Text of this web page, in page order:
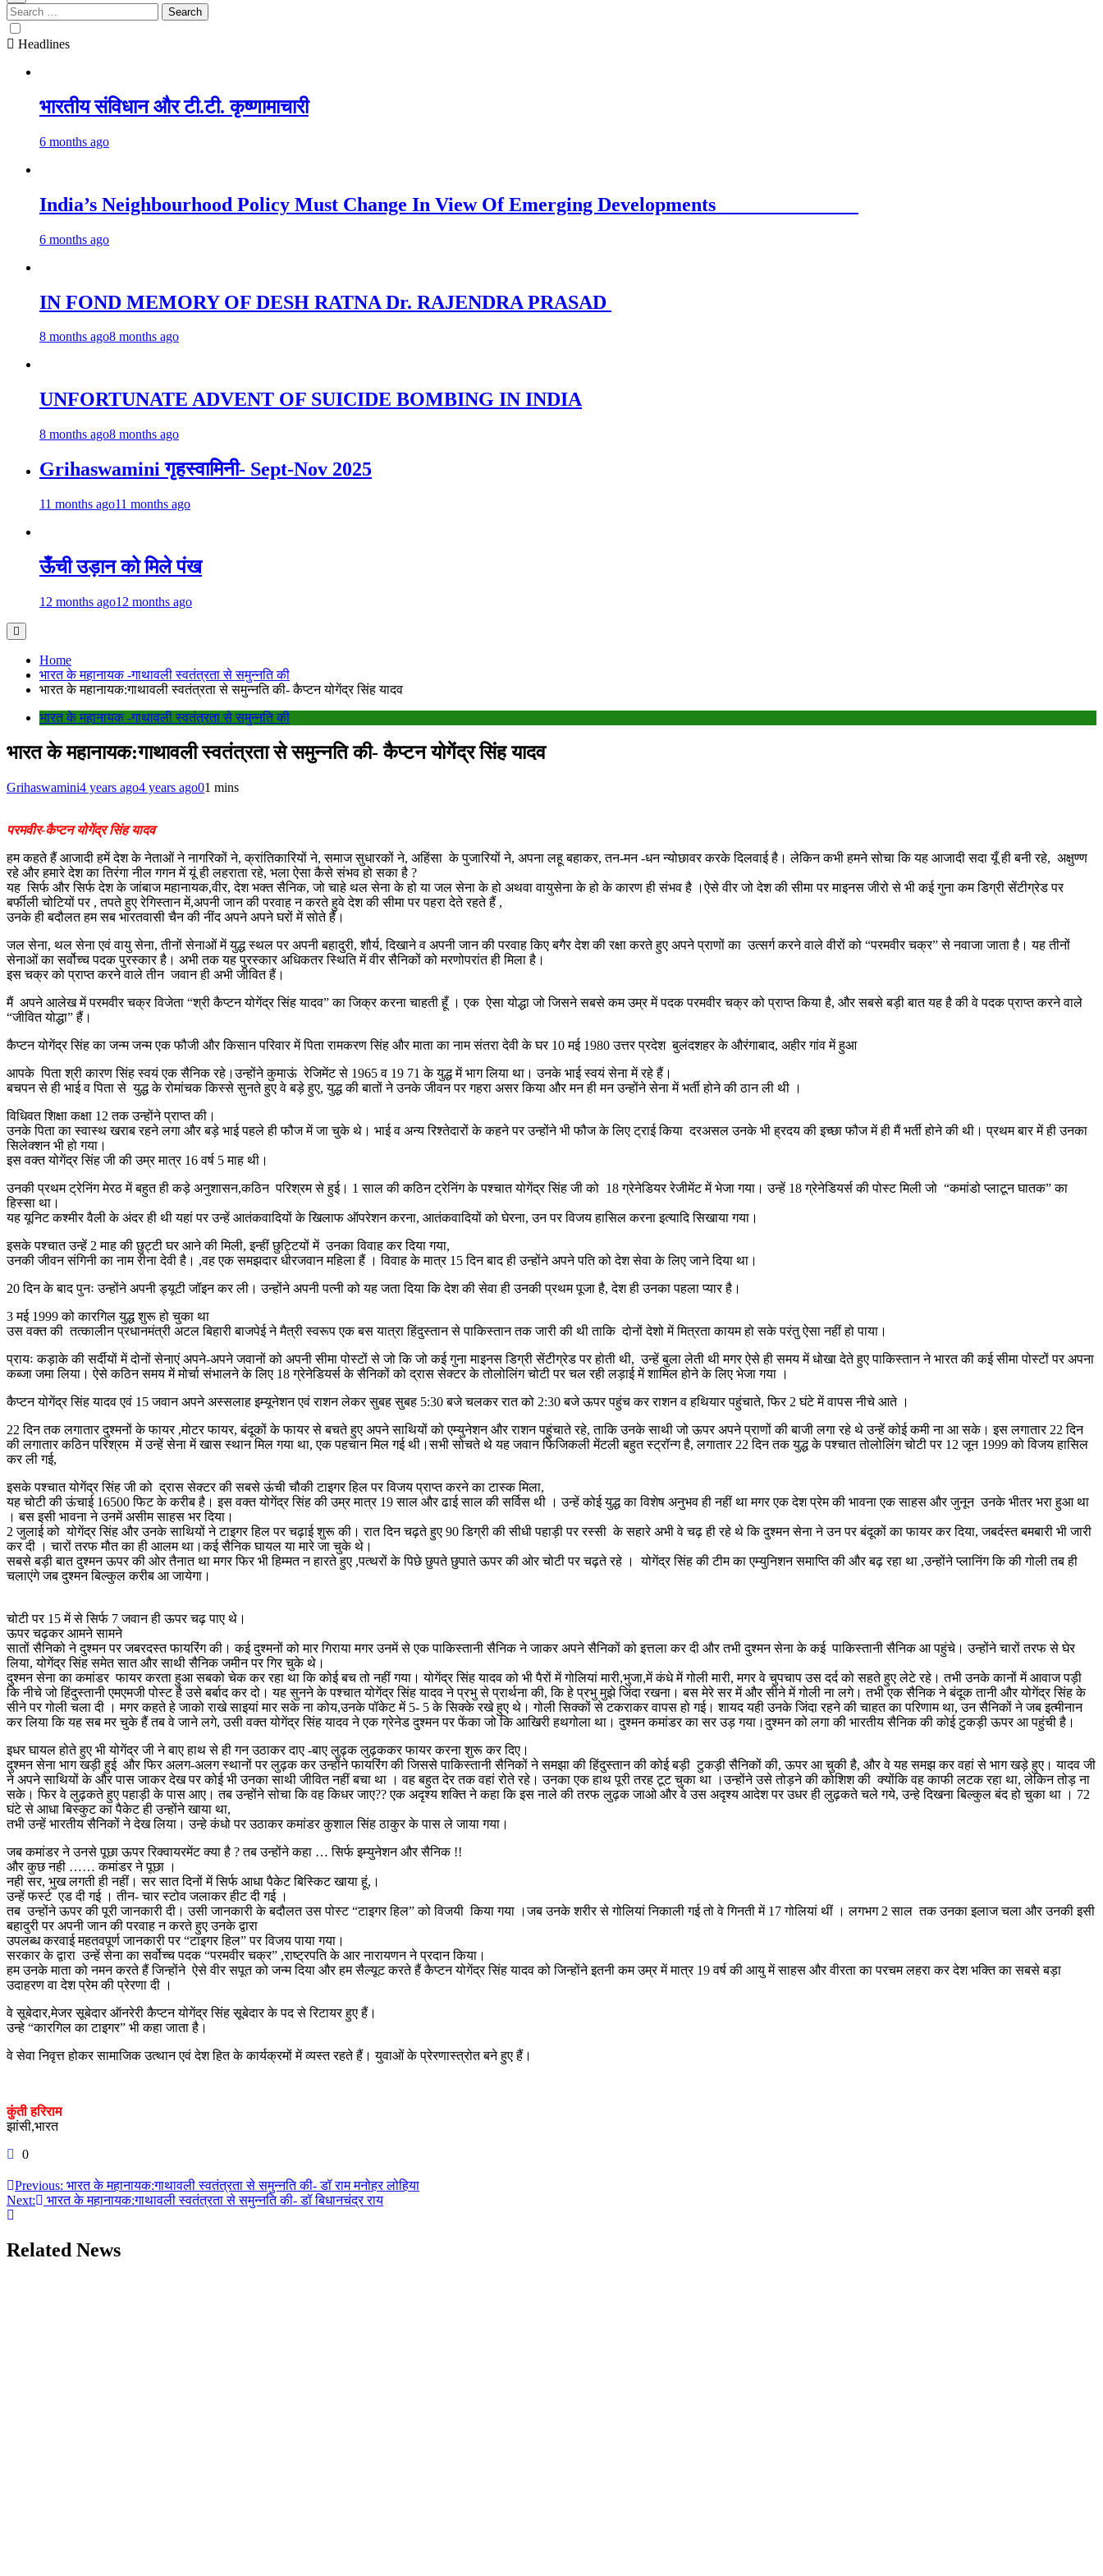
Search
for:
Headlines
भारतीय संविधान और टी.टी. कृष्णामाचारी
6 months ago
India’s Neighbourhood Policy Must Change In View Of Emerging Developments
6 months ago
IN FOND MEMORY OF DESH RATNA Dr. RAJENDRA PRASAD
8 months ago8 months ago
UNFORTUNATE ADVENT OF SUICIDE BOMBING IN INDIA
8 months ago8 months ago
Grihaswamini गृहस्वामिनी- Sept-Nov 2025
11 months ago11 months ago
ऊँची उड़ान को मिले पंख
12 months ago12 months ago
Home
भारत के महानायक -गाथावली स्वतंत्रता से समुन्नति की
भारत के महानायक:गाथावली स्वतंत्रता से समुन्नति की- कैप्टन योगेंद्र सिंह यादव
भारत के महानायक -गाथावली स्वतंत्रता से समुन्नति की
भारत के महानायक:गाथावली स्वतंत्रता से समुन्नति की- कैप्टन योगेंद्र सिंह यादव
Grihaswamini4 years ago4 years ago01 mins
परमवीर-कैप्टन योगेंद्र सिंह यादव
हम कहते हैं आजादी हमें देश के नेताओं ने नागरिकों ने, क्रांतिकारियों ने, समाज सुधारकों ने, अहिंसा के पुजारियों ने, अपना लहू बहाकर, तन-मन -धन न्योछावर करके दिलवाई है। लेकिन कभी हमने सोचा कि यह आजादी सदा यूँ ही बनी रहे, अक्षुण्ण
रहे और हमारे देश का तिरंगा नील गगन में यूं ही लहराता रहे, भला ऐसा कैसे संभव हो सका है ?
यह सिर्फ और सिर्फ देश के जांबाज महानायक,वीर, देश भक्त सैनिक, जो चाहे थल सेना के हो या जल सेना के हो अथवा वायुसेना के हो के कारण ही संभव है ।ऐसे वीर जो देश की सीमा पर माइनस जीरो से भी कई गुना कम डिग्री सेंटीग्रेड पर
बर्फीली चोटियों पर , तपते हुए रेगिस्तान में,अपनी जान की परवाह न करते हुवे देश की सीमा पर पहरा देते रहते हैं ,
उनके ही बदौलत हम सब भारतवासी चैन की नींद अपने अपने घरों में सोते हैं।
जल सेना, थल सेना एवं वायु सेना, तीनों सेनाओं में युद्ध स्थल पर अपनी बहादुरी, शौर्य, दिखाने व अपनी जान की परवाह किए बगैर देश की रक्षा करते हुए अपने प्राणों का उत्सर्ग करने वाले वीरों को “परमवीर चक्र” से नवाजा जाता है। यह तीनों
सेनाओं का सर्वोच्च पदक पुरस्कार है। अभी तक यह पुरस्कार अधिकतर स्थिति में वीर सैनिकों को मरणोपरांत ही मिला है।
इस चक्र को प्राप्त करने वाले तीन जवान ही अभी जीवित हैं।
मैं अपने आलेख में परमवीर चक्र विजेता “श्री कैप्टन योगेंद्र सिंह यादव” का जिक्र करना चाहती हूँ । एक ऐसा योद्धा जो जिसने सबसे कम उम्र में पदक परमवीर चक्र को प्राप्त किया है, और सबसे बड़ी बात यह है की वे पदक प्राप्त करने वाले
“जीवित योद्धा” हैं।
कैप्टन योगेंद्र सिंह का जन्म जन्म एक फौजी और किसान परिवार में पिता रामकरण सिंह और माता का नाम संतरा देवी के घर 10 मई 1980 उत्तर प्रदेश बुलंदशहर के औरंगाबाद, अहीर गांव में हुआ
आपके पिता श्री कारण सिंह स्वयं एक सैनिक रहे।उन्होंने कुमाऊं रेजिमेंट से 1965 व 19 71 के युद्ध में भाग लिया था। उनके भाई स्वयं सेना में रहे हैं।
बचपन से ही भाई व पिता से युद्ध के रोमांचक किस्से सुनते हुए वे बड़े हुए, युद्ध की बातों ने उनके जीवन पर गहरा असर किया और मन ही मन उन्होंने सेना में भर्ती होने की ठान ली थी ।
विधिवत शिक्षा कक्षा 12 तक उन्होंने प्राप्त की।
उनके पिता का स्वास्थ खराब रहने लगा और बड़े भाई पहले ही फौज में जा चुके थे। भाई व अन्य रिश्तेदारों के कहने पर उन्होंने भी फौज के लिए ट्राई किया दरअसल उनके भी ह्रदय की इच्छा फौज में ही मैं भर्ती होने की थी। प्रथम बार में ही उनका
सिलेक्शन भी हो गया।
इस वक्त योगेंद्र सिंह जी की उम्र मात्र 16 वर्ष 5 माह थी।
उनकी प्रथम ट्रेनिंग मेरठ में बहुत ही कड़े अनुशासन,कठिन परिश्रम से हुई। 1 साल की कठिन ट्रेनिंग के पश्चात योगेंद्र सिंह जी को 18 ग्रेनेडियर रेजीमेंट में भेजा गया। उन्हें 18 ग्रेनेडियर्स की पोस्ट मिली जो “कमांडो प्लाटून घातक” का
हिस्सा था।
यह यूनिट कश्मीर वैली के अंदर ही थी यहां पर उन्हें आतंकवादियों के खिलाफ ऑपरेशन करना, आतंकवादियों को घेरना, उन पर विजय हासिल करना इत्यादि सिखाया गया।
इसके पश्चात उन्हें 2 माह की छुट्टी घर आने की मिली, इन्हीं छुट्टियों में उनका विवाह कर दिया गया,
उनकी जीवन संगिनी का नाम रीना देवी है। ,वह एक समझदार धीरजवान महिला हैं । विवाह के मात्र 15 दिन बाद ही उन्होंने अपने पति को देश सेवा के लिए जाने दिया था।
20 दिन के बाद पुनः उन्होंने अपनी ड्यूटी जॉइन कर ली। उन्होंने अपनी पत्नी को यह जता दिया कि देश की सेवा ही उनकी प्रथम पूजा है, देश ही उनका पहला प्यार है।
3 मई 1999 को कारगिल युद्ध शुरू हो चुका था
उस वक्त की तत्कालीन प्रधानमंत्री अटल बिहारी बाजपेई ने मैत्री स्वरूप एक बस यात्रा हिंदुस्तान से पाकिस्तान तक जारी की थी ताकि दोनों देशो में मित्रता कायम हो सके परंतु ऐसा नहीं हो पाया।
प्रायः कड़ाके की सर्दीयों में दोनों सेनाएं अपने-अपने जवानों को अपनी सीमा पोस्टों से जो कि जो कई गुना माइनस डिग्री सेंटीग्रेड पर होती थी, उन्हें बुला लेती थी मगर ऐसे ही समय में धोखा देते हुए पाकिस्तान ने भारत की कई सीमा पोस्टों पर अपना
कब्जा जमा लिया। ऐसे कठिन समय में मोर्चा संभालने के लिए 18 ग्रेनेडियर्स के सैनिकों को द्रास सेक्टर के तोलोलिंग चोटी पर चल रही लड़ाई में शामिल होने के लिए भेजा गया ।
कैप्टन योगेंद्र सिंह यादव एवं 15 जवान अपने अस्सलाह इम्यूनेशन एवं राशन लेकर सुबह सुबह 5:30 बजे चलकर रात को 2:30 बजे ऊपर पहुंच कर राशन व हथियार पहुंचाते, फिर 2 घंटे में वापस नीचे आते ।
22 दिन तक लगातार दुश्मनों के फायर ,मोटर फायर, बंदूकों के फायर से बचते हुए अपने साथियों को एम्युनेशन और राशन पहुंचाते रहे, ताकि उनके साथी जो ऊपर अपने प्राणों की बाजी लगा रहे थे उन्हें कोई कमी ना आ सके। इस लगातार 22 दिन
की लगातार कठिन परिश्रम में उन्हें सेना में खास स्थान मिल गया था, एक पहचान मिल गई थी।सभी सोचते थे यह जवान फिजिकली मेंटली बहुत स्ट्रॉन्ग है, लगातार 22 दिन तक युद्ध के पश्चात तोलोलिंग चोटी पर 12 जून 1999 को विजय हासिल
कर ली गई,
इसके पश्चात योगेंद्र सिंह जी को द्रास सेक्टर की सबसे ऊंची चौकी टाइगर हिल पर विजय प्राप्त करने का टास्क मिला,
यह चोटी की ऊंचाई 16500 फिट के करीब है। इस वक्त योगेंद्र सिंह की उम्र मात्र 19 साल और ढाई साल की सर्विस थी । उन्हें कोई युद्ध का विशेष अनुभव ही नहीं था मगर एक देश प्रेम की भावना एक साहस और जुनून उनके भीतर भरा हुआ था
। बस इसी भावना ने उनमें असीम साहस भर दिया।
2 जुलाई को योगेंद्र सिंह और उनके साथियों ने टाइगर हिल पर चढ़ाई शुरू की। रात दिन चढ़ते हुए 90 डिग्री की सीधी पहाड़ी पर रस्सी के सहारे अभी वे चढ़ ही रहे थे कि दुश्मन सेना ने उन पर बंदूकों का फायर कर दिया, जबर्दस्त बमबारी भी जारी
कर दी । चारों तरफ मौत का ही आलम था।कई सैनिक घायल या मारे जा चुके थे।
सबसे बड़ी बात दुश्मन ऊपर की ओर तैनात था मगर फिर भी हिम्मत न हारते हुए ,पत्थरों के पिछे छुपते छुपाते ऊपर की ओर चोटी पर चढ़ते रहे । योगेंद्र सिंह की टीम का एम्युनिशन समाप्ति की और बढ़ रहा था ,उन्होंने प्लानिंग कि की गोली तब ही
चलाएंगे जब दुश्मन बिल्कुल करीब आ जायेगा।
चोटी पर 15 में से सिर्फ 7 जवान ही ऊपर चढ़ पाए थे।
ऊपर चढ़कर आमने सामने
सातों सैनिको ने दुश्मन पर जबरदस्त फायरिंग की। कई दुश्मनों को मार गिराया मगर उनमें से एक पाकिस्तानी सैनिक ने जाकर अपने सैनिकों को इत्तला कर दी और तभी दुश्मन सेना के कई पाकिस्तानी सैनिक आ पहुंचे। उन्होंने चारों तरफ से घेर
लिया, योगेंद्र सिंह समेत सात और साथी सैनिक जमीन पर गिर चुके थे।
दुश्मन सेना का कमांडर फायर करता हुआ सबको चेक कर रहा था कि कोई बच तो नहीं गया। योगेंद्र सिंह यादव को भी पैरों में गोलियां मारी,भुजा,में कंधे में गोली मारी, मगर वे चुपचाप उस दर्द को सहते हुए लेटे रहे। तभी उनके कानों में आवाज पड़ी
कि नीचे जो हिंदुस्तानी एमएमजी पोस्ट है उसे बर्बाद कर दो। यह सुनने के पश्चात योगेंद्र सिंह यादव ने प्रभु से प्रार्थना की, कि हे प्रभु मुझे जिंदा रखना। बस मेरे सर में और सीने में गोली ना लगे। तभी एक सैनिक ने बंदूक तानी और योगेंद्र सिंह के
सीने पर गोली चला दी । मगर कहते हे जाको राखे साइयां मार सके ना कोय,उनके पॉकेट में 5- 5 के सिक्के रखे हुए थे। गोली सिक्कों से टकराकर वापस हो गई। शायद यही उनके जिंदा रहने की चाहत का परिणाम था, उन सैनिकों ने जब इत्मीनान
कर लिया कि यह सब मर चुके हैं तब वे जाने लगे, उसी वक्त योगेंद्र सिंह यादव ने एक ग्रेनेड दुश्मन पर फेंका जो कि आखिरी हथगोला था। दुश्मन कमांडर का सर उड़ गया।दुश्मन को लगा की भारतीय सैनिक की कोई टुकड़ी ऊपर आ पहुंची है।
इधर घायल होते हुए भी योगेंद्र जी ने बाए हाथ से ही गन उठाकर दाए -बाए लुढ़क लुढ़ककर फायर करना शुरू कर दिए।
दुश्मन सेना भाग खड़ी हुई और फिर अलग-अलग स्थानों पर लुढ़क कर उन्होंने फायरिंग की जिससे पाकिस्तानी सैनिकों ने समझा की हिंदुस्तान की कोई बड़ी टुकड़ी सैनिकों की, ऊपर आ चुकी है, और वे यह समझ कर वहां से भाग खड़े हुए। यादव जी
ने अपने साथियों के और पास जाकर देख पर कोई भी उनका साथी जीवित नहीं बचा था । वह बहुत देर तक वहां रोते रहे। उनका एक हाथ पूरी तरह टूट चुका था ।उन्होंने उसे तोड़ने की कोशिश की क्योंकि वह काफी लटक रहा था, लेकिन तोड़ ना
सके। फिर वे लुढ़कते हुए पहाड़ी के पास आए। तब उन्होंने सोचा कि वह किधर जाए?? एक अदृश्य शक्ति ने कहा कि इस नाले की तरफ लुढ़क जाओ और वे उस अदृश्य आदेश पर उधर ही लुढ़कते चले गये, उन्हे दिखना बिल्कुल बंद हो चुका था । 72
घंटे से आधा बिस्कुट का पैकेट ही उन्होंने खाया था,
तभी उन्हें भारतीय सैनिकों ने देख लिया। उन्हे कंधो पर उठाकर कमांडर कुशाल सिंह ठाकुर के पास ले जाया गया।
जब कमांडर ने उनसे पूछा ऊपर रिक्वायरमेंट क्या है ? तब उन्होंने कहा … सिर्फ इम्युनेशन और सैनिक !!
और कुछ नही …… कमांडर ने पूछा ।
नही सर, भुख लगती ही नहीं। सर सात दिनों में सिर्फ आधा पैकेट बिस्किट खाया हूं,।
उन्हें फर्स्ट एड दी गई । तीन- चार स्टोव जलाकर हीट दी गई ।
तब उन्होंने ऊपर की पूरी जानकारी दी। उसी जानकारी के बदौलत उस पोस्ट “टाइगर हिल” को विजयी किया गया ।जब उनके शरीर से गोलियां निकाली गई तो वे गिनती में 17 गोलियां थीं । लगभग 2 साल तक उनका इलाज चला और उनकी इसी
बहादुरी पर अपनी जान की परवाह न करते हुए उनके द्वारा
उपलब्ध करवाई महतवपूर्ण जानकारी पर “टाइगर हिल” पर विजय पाया गया।
सरकार के द्वारा उन्हें सेना का सर्वोच्च पदक “परमवीर चक्र” ,राष्ट्रपति के आर नारायणन ने प्रदान किया।
हम उनके माता को नमन करते हैं जिन्होंने ऐसे वीर सपूत को जन्म दिया और हम सैल्यूट करते हैं कैप्टन योगेंद्र सिंह यादव को जिन्होंने इतनी कम उम्र में मात्र 19 वर्ष की आयु में साहस और वीरता का परचम लहरा कर देश भक्ति का सबसे बड़ा
उदाहरण वा देश प्रेम की प्रेरणा दी ।
वे सूबेदार,मेजर सूबेदार ऑनरेरी कैप्टन योगेंद्र सिंह सूबेदार के पद से रिटायर हुए हैं।
उन्हे “कारगिल का टाइगर” भी कहा जाता है।
वे सेवा निवृत्त होकर सामाजिक उत्थान एवं देश हित के कार्यक्रमों में व्यस्त रहते हैं। युवाओं के प्रेरणास्त्रोत बने हुए हैं।
कुंती हरिराम
झांसी,भारत
0
Post
navigation
Previous: भारत के महानायक:गाथावली स्वतंत्रता से समुन्नति की- डॉ राम मनोहर लोहिया
Next:
भारत के महानायक:गाथावली स्वतंत्रता से समुन्नति की- डॉ बिधानचंद्र राय
Related News